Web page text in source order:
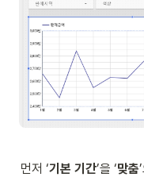
먼저 ‘기본 기간’을 ‘맞춤